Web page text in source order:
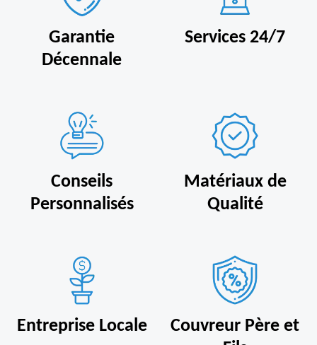
Garantie
Décennale
Services 24/7
Conseils
Personnalisés
Matériaux de
Qualité
Entreprise Locale
Couvreur Père et